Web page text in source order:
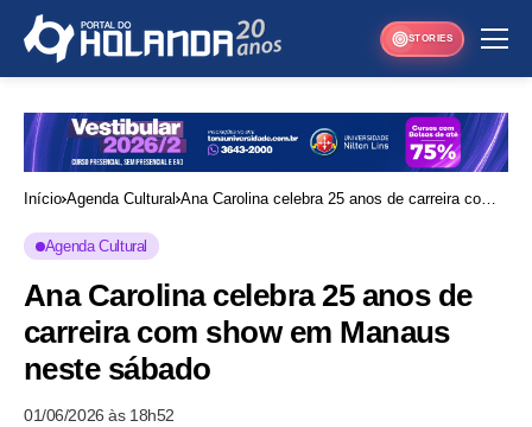
STORIES
Início Agenda Cultural Ana Carolina celebra 25 anos de carreira com
Agenda Cultural
Ana Carolina celebra 25 anos de
carreira com show em Manaus
neste sábado
01/06/2026 às 18h52